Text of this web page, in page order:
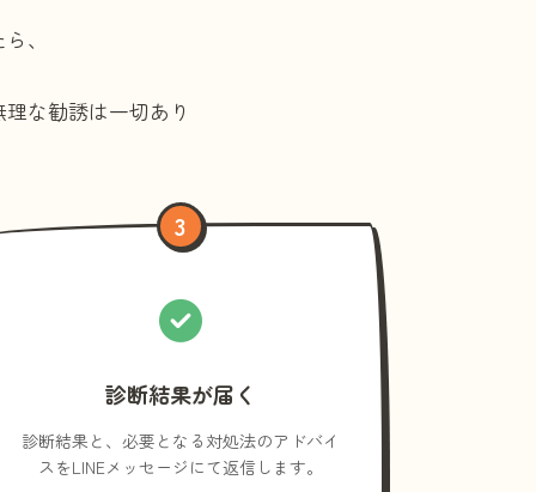
、
理な勧誘は一切あり
3
診断結果が届く
診断結果と、必要となる対処法のアドバイ
スをLINEメッセージにて返信します。